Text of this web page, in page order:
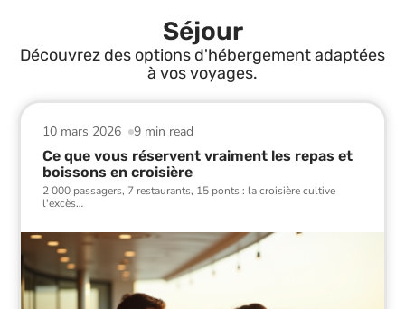
Séjour
Découvrez des options d'hébergement adaptées
à vos voyages.
9 min read
10 mars 2026
Ce que vous réservent vraiment les repas et
boissons en croisière
2 000 passagers, 7 restaurants, 15 ponts : la croisière cultive
l'excès…